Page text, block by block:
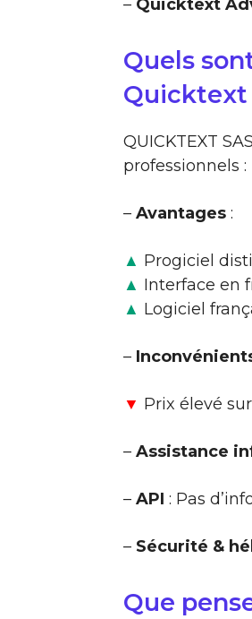
– Quicktext
Quels
Quicktext
QUICKTEXT
professionnels :
– Avantages :
▲ Progiciel
▲ Interface en
▲ Logiciel
–
▼ Prix élevé
– Assistance
– API : Pas
– Sécurité &
Que